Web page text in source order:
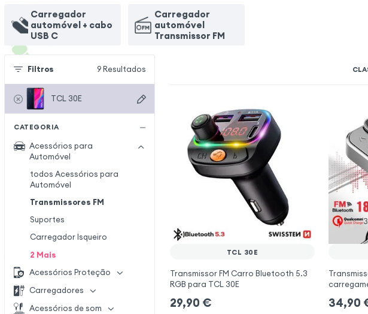
Carregador
automóvel + cabo
USB C
Carregador
automóvel
Transmissor FM
Filtros 9 Resultados
TCL 30E
CATEGORIA
Acessórios para
Automóvel
todos Acessórios para
Automóvel
Transmissores FM
Suportes
Carregador Isqueiro
2 Mais
Acessórios Proteção
Carregadores
Acessórios de som
TCL 30E
Transmissor FM Carro Bluetooth 5.3
RGB para TCL 30E
29,90 € 34,90